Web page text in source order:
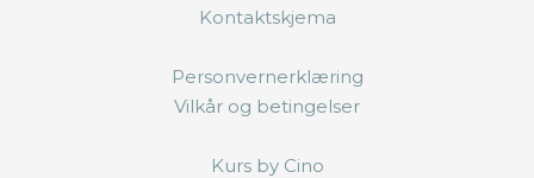
Kontaktskjema
Personvernerklæring
Vilkår og betingelser
Kurs by Cino